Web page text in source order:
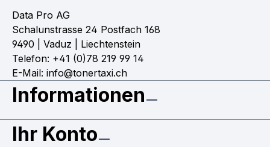
Data Pro AG
Schalunstrasse 24 Postfach 168
9490 | Vaduz | Liechtenstein
Telefon: +41 (0)78 219 99 14
E-Mail: info@tonertaxi.ch
Informationen
Ihr Konto